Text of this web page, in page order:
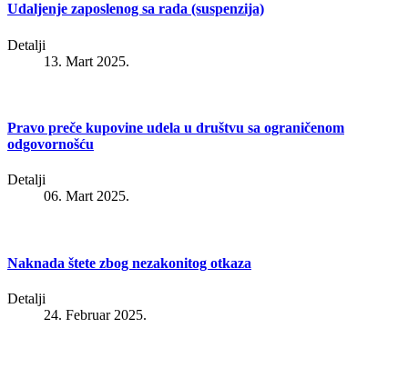
Udaljenje zaposlenog sa rada (suspenzija)
Detalji
13. Mart 2025.
Pravo preče kupovine udela u društvu sa ograničenom
odgovornošću
Detalji
06. Mart 2025.
Naknada štete zbog nezakonitog otkaza
Detalji
24. Februar 2025.